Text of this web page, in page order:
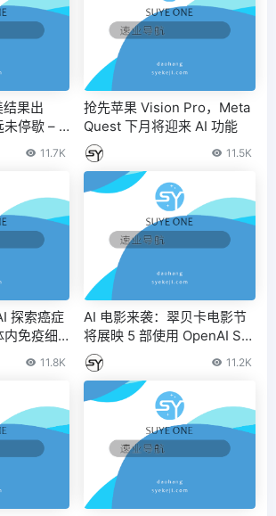
结果出
停歇 – I
11.7K
抢先苹果 Vision Pro，Meta
Quest 下月将迎来 AI 功能
11.5K
探索癌症
内免疫细
– IT之家
11.8K
AI 电影来袭：翠贝卡电影节
将展映 5 部使用 OpenAI Sor
a 制作的短篇
11.2K